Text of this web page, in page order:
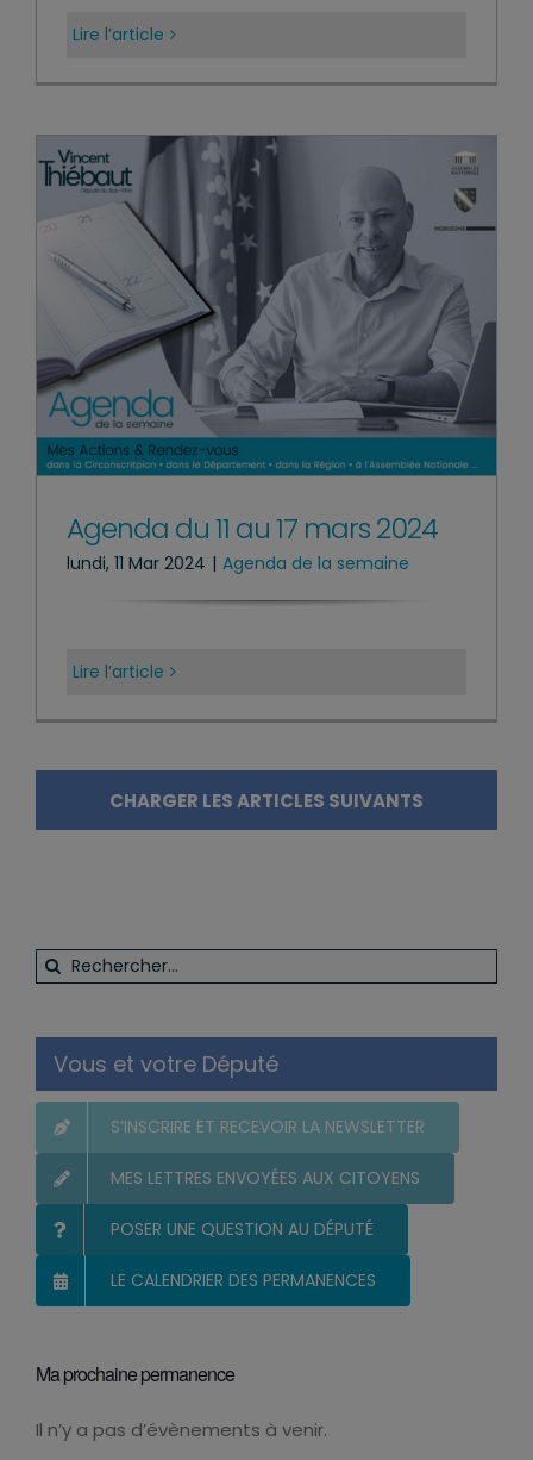
Lire l’article
Agenda du 11 au 17 mars 2024
lundi, 11 Mar 2024 | Agenda de la semaine
Lire l’article
CHARGER LES ARTICLES SUIVANTS
Rechercher:
Vous et votre Député
S’INSCRIRE ET RECEVOIR LA NEWSLETTER
MES LETTRES ENVOYÉES AUX CITOYENS
POSER UNE QUESTION AU DÉPUTÉ
LE CALENDRIER DES PERMANENCES
Ma prochaine permanence
Notice
Il n’y a pas d’évènements à venir.